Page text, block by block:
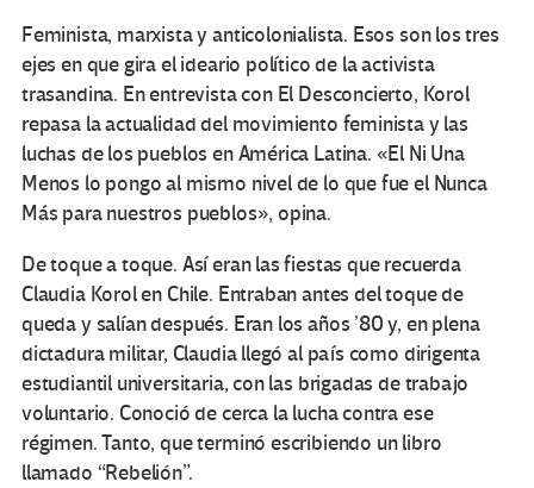
Feminista, marxista y anticolonialista. Esos son los tres
ejes en que gira el ideario político de la activista
trasandina. En entrevista con El Desconcierto, Korol
repasa la actualidad del movimiento feminista y las
luchas de los pueblos en América Latina. «El Ni Una
Menos lo pongo al mismo nivel de lo que fue el Nunca
Más para nuestros pueblos», opina.
De toque a toque. Así eran las fiestas que recuerda
Claudia Korol en Chile. Entraban antes del toque de
queda y salían después. Eran los años ’80 y, en plena
dictadura militar, Claudia llegó al país como dirigenta
estudiantil universitaria, con las brigadas de trabajo
voluntario. Conoció de cerca la lucha contra ese
régimen. Tanto, que terminó escribiendo un libro
llamado “Rebelión”.